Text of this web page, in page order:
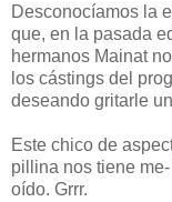
Desconocíamos la
que, en la pasada
hermanos Mainat
los cástings del
deseando gritarle
Este chico de
pillina nos tiene
oído. Grrr.